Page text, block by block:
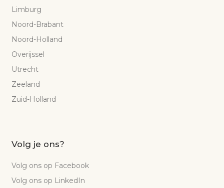
Limburg
Noord-Brabant
Noord-Holland
Overijssel
Utrecht
Zeeland
Zuid-Holland
Volg je ons?
Volg ons op Facebook
Volg ons op LinkedIn